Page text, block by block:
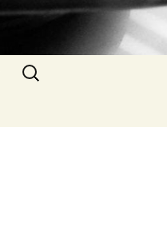
Suche
nach: